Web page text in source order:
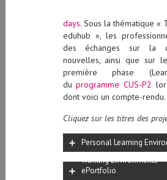
days. Sous la thématique «
eduhub », les
des échanges sur la
nouvelles, ainsi que sur
première phase
duprogramme CUS-P2
dont voici un compte-rendu.
Cliquez sur les titres des
Personal Learning
Working Environments
ePortfolio